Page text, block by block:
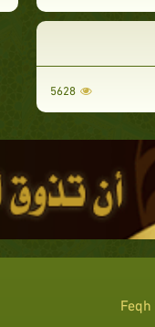
5628
Feqh